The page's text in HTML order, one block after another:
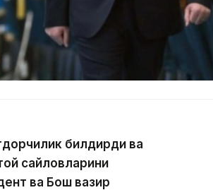
билдирди ва
сайловларини
ва Бош вазир